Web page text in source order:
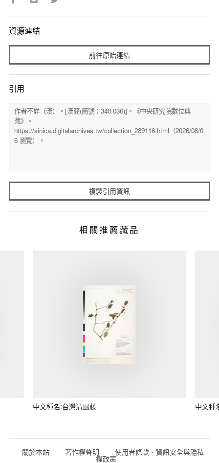
資源連結
前往原始連結
引用
複製引用資訊
相關推薦藏品
中文種名:台灣清風藤 中文種
關於本站 著作權聲明 使用者條款、資訊安全與隱私
權政策